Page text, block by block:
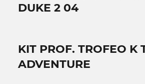
DUKE 2 04
KIT PROF. TROFEO K
ADVENTURE